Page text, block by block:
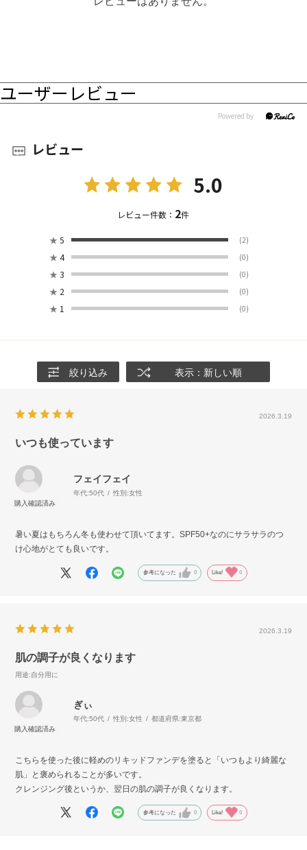
ユーザーレビュー
レビュー
5.0
レビュー件数： 2件
★ 5 (2)
★ 4 (0)
★ 3 (0)
★ 2 (0)
★ 1 (0)
絞り込み 表示：新しい順
2026.3.19
いつも使っています
フェイフェイ
年代:50代 性別:女性
暑い夏はもちろん冬も使わせて頂いてます。SPF50+なのにサラサラのつ
け心地がとても良いです。
参考になった 0 Like! 0
2026.3.19
肌の調子が良くなります
用途:自分用に
ぎぃ
年代:50代 性別:女性 都道府県:東京都
こちらを使った後に軽めのリキッドファンデを塗ると「いつもより綺麗な
肌」と褒められることが多いです。
クレンジング後というか、翌日の肌の調子が良くなります。
参考になった 0 Like! 0